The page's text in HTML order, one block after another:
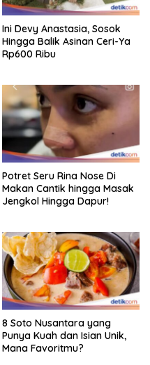
Ini Devy Anastasia, Sosok
Hingga Balik Asinan Ceri-Ya
Rp600 Ribu
Potret Seru Rina Nose Di
Makan Cantik hingga Masak
Jengkol Hingga Dapur!
8 Soto Nusantara yang
Punya Kuah dan Isian Unik,
Mana Favoritmu?